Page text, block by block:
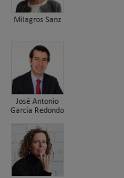
Milagros Sanz
José Antonio
García Redondo